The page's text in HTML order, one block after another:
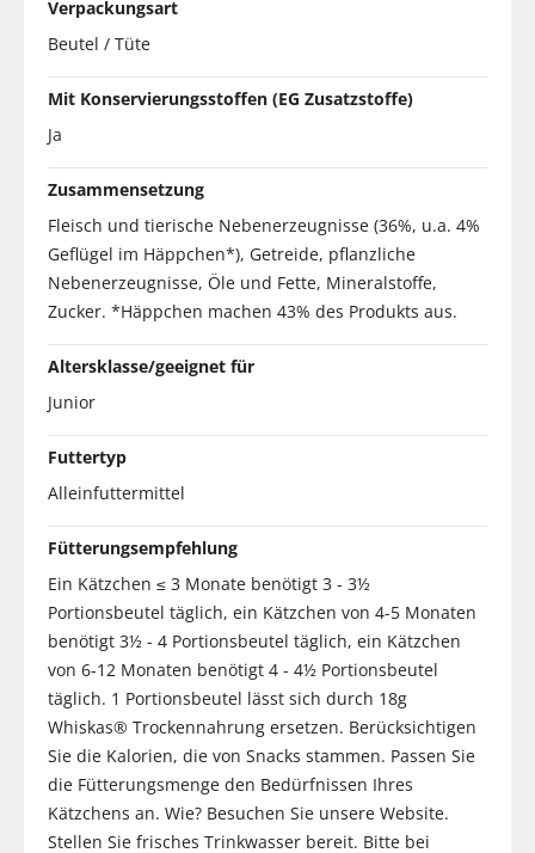
Verpackungsart
Beutel / Tüte
Mit Konservierungsstoffen (EG Zusatzstoffe)
Ja
Zusammensetzung
Fleisch und tierische Nebenerzeugnisse (36%, u.a. 4%
Geflügel im Häppchen*), Getreide, pflanzliche
Nebenerzeugnisse, Öle und Fette, Mineralstoffe,
Zucker. *Häppchen machen 43% des Produkts aus.
Altersklasse/geeignet für
Junior
Futtertyp
Alleinfuttermittel
Fütterungsempfehlung
Ein Kätzchen ≤ 3 Monate benötigt 3 - 3½
Portionsbeutel täglich, ein Kätzchen von 4-5 Monaten
benötigt 3½ - 4 Portionsbeutel täglich, ein Kätzchen
von 6-12 Monaten benötigt 4 - 4½ Portionsbeutel
täglich. 1 Portionsbeutel lässt sich durch 18g
Whiskas® Trockennahrung ersetzen. Berücksichtigen
Sie die Kalorien, die von Snacks stammen. Passen Sie
die Fütterungsmenge den Bedürfnissen Ihres
Kätzchens an. Wie? Besuchen Sie unsere Website.
Stellen Sie frisches Trinkwasser bereit. Bitte bei